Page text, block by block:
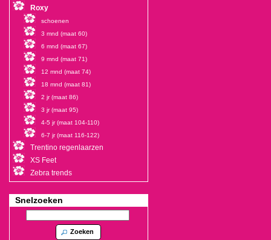
Roxy
schoenen
3 mnd (maat 60)
6 mnd (maat 67)
9 mnd (maat 71)
12 mnd (maat 74)
18 mnd (maat 81)
2 jr (maat 86)
3 jr (maat 95)
4-5 jr (maat 104-110)
6-7 jr (maat 116-122)
Trentino regenlaarzen
XS Feet
Zebra trends
Snelzoeken
Zoeken